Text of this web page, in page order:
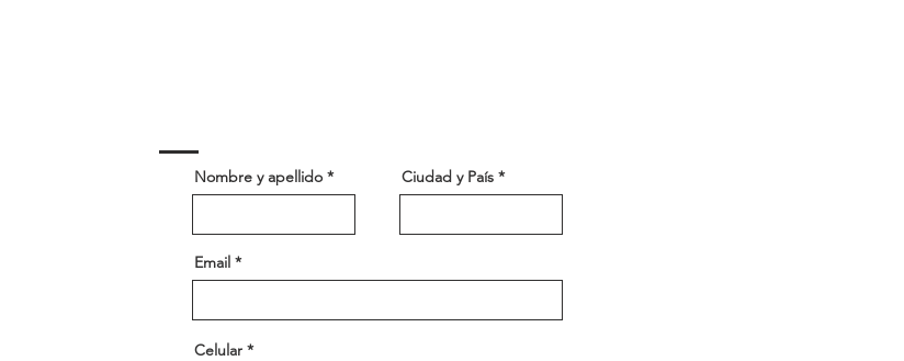
Nombre y apellido Ciudad y País
Email
Celular